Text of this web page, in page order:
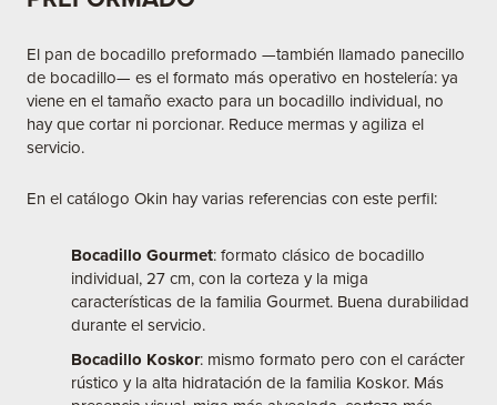
El pan de bocadillo preformado —también llamado panecillo
de bocadillo— es el formato más operativo en hostelería: ya
viene en el tamaño exacto para un bocadillo individual, no
hay que cortar ni porcionar. Reduce mermas y agiliza el
servicio.
En el catálogo Okin hay varias referencias con este perfil:
Bocadillo Gourmet: formato clásico de bocadillo
individual, 27 cm, con la corteza y la miga
características de la familia Gourmet. Buena durabilidad
durante el servicio.
Bocadillo Koskor: mismo formato pero con el carácter
rústico y la alta hidratación de la familia Koskor. Más